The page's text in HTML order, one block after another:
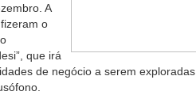
A
o
que irá
de negócio a serem exploradas